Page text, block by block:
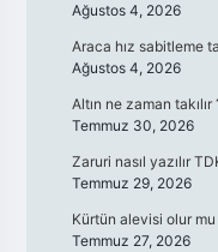
Ağustos 4, 2026
Araca hız sabitleme
Ağustos 4, 2026
Altın ne zaman takılır
Temmuz 30, 2026
Zaruri nasıl yazılır
Temmuz 29, 2026
Kürtün alevisi olur mu
Temmuz 27, 2026